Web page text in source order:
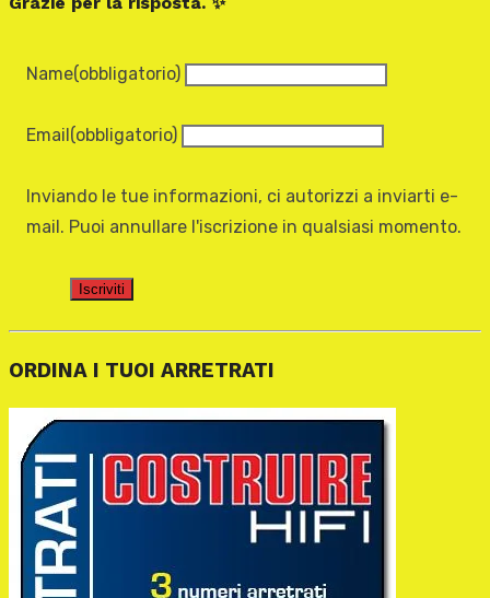
Name(obbligatorio)
Email(obbligatorio)
Inviando le tue informazioni, ci autorizzi a inviarti e-
mail. Puoi annullare l'iscrizione in qualsiasi momento.
Iscriviti
ORDINA I TUOI ARRETRATI